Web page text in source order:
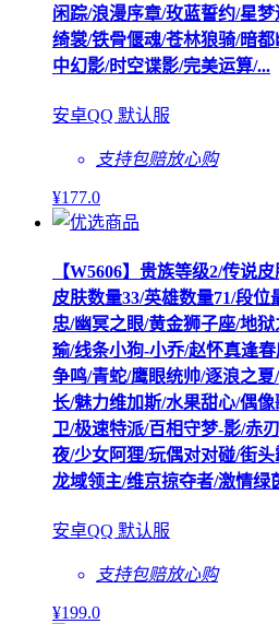
闲踪/浪漫序章/玫蓝誓约/星
绮裳/铁骨偃魂/苍林狼骑/暗
中幻影/时空谍影/完美运算/...
安卓QQ 默认服
支持包赔放心购
¥177.0
【W5606】贵族等级2/传说
皮肤数量33/英雄数量71/段
忠/幽冥之眼/黄金狮子座/地
瑜/线条小狗-小乔/赵怀真逢
争鸣/青蛇/鹰眼统帅/逐浪之
长/魅力维加斯/水果甜心/偶
卫/极速特派/百相守梦-影/赤
夜/少女阿狸/玩偶对对碰/街
龙域领主/维京掠夺者/激情绿
安卓QQ 默认服
支持包赔放心购
¥199.0